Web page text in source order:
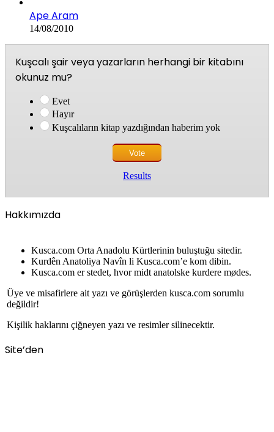
Ape Aram
14/08/2010
Kuşcalı şair veya yazarların herhangi bir kitabını
okunuz mu?
Evet
Hayır
Kuşcalıların kitap yazdığından haberim yok
Results
Hakkımızda
Kusca.com Orta Anadolu Kürtlerinin buluştuğu sitedir.
Kurdên Anatoliya Navîn li Kusca.com’e kom dibin.
Kusca.com er stedet, hvor midt anatolske kurdere mødes.
Üye ve misafirlere ait yazı ve görüşlerden kusca.com sorumlu
değildir!
Kişilik haklarını çiğneyen yazı ve resimler silinecektir.
Site’den